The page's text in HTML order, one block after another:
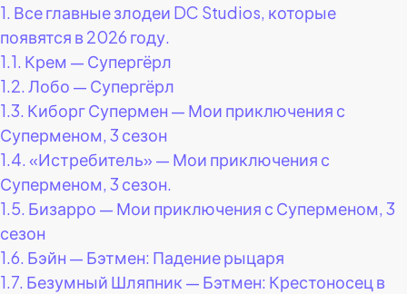
1. Все главные злодеи DC Studios, которые
появятся в 2026 году.
1.1. Крем — Супергёрл
1.2. Лобо — Супергёрл
1.3. Киборг Супермен — Мои приключения с
Суперменом, 3 сезон
1.4. «Истребитель» — Мои приключения с
Суперменом, 3 сезон.
1.5. Бизарро — Мои приключения с Суперменом, 3
сезон
1.6. Бэйн — Бэтмен: Падение рыцаря
1.7. Безумный Шляпник — Бэтмен: Крестоносец в